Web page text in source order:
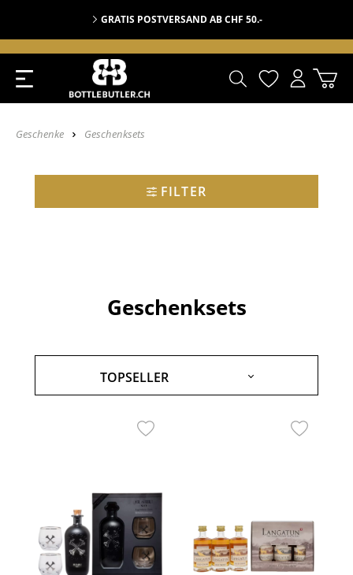
GRATIS POSTVERSAND AB CHF 50.-
Geschenke Geschenksets
FILTER
Geschenksets